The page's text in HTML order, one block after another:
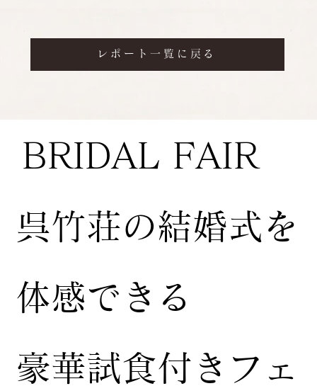
レポート一覧に戻る
BRIDAL FAIR
​呉竹荘の結婚式を
体感できる
豪華試食付きフェ